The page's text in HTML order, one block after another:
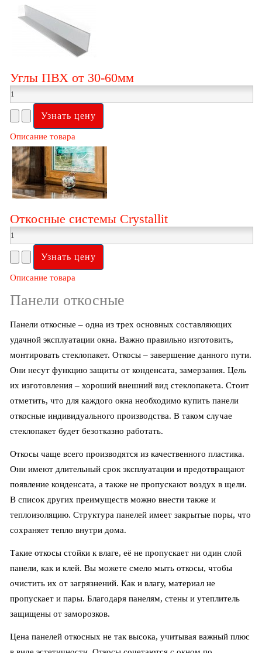
Углы ПВХ от 30-60мм
Описание товара
Откосные системы Crystallit
Описание товара
Панели откосные
Панели откосные – одна из трех основных составляющих
удачной эксплуатации окна. Важно правильно изготовить,
монтировать стеклопакет. Откосы – завершение данного пути.
Они несут функцию защиты от конденсата, замерзания. Цель
их изготовления – хороший внешний вид стеклопакета. Стоит
отметить, что для каждого окна необходимо купить панели
откосные индивидуального производства. В таком случае
стеклопакет будет безотказно работать.
Откосы чаще всего производятся из качественного пластика.
Они имеют длительный срок эксплуатации и предотвращают
появление конденсата, а также не пропускают воздух в щели.
В список других преимуществ можно внести также и
теплоизоляцию. Структура панелей имеет закрытые поры, что
сохраняет тепло внутри дома.
Такие откосы стойки к влаге, её не пропускает ни один слой
панели, как и клей. Вы можете смело мыть откосы, чтобы
очистить их от загрязнений. Как и влагу, материал не
пропускает и пары. Благодаря панелям, стены и утеплитель
защищены от заморозков.
Цена панелей откосных не так высока, учитывая важный плюс